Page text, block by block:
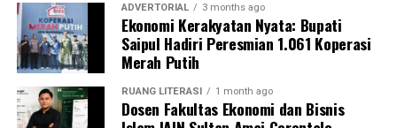
“Kehadiran mahasiswa mempercepat jangkauan skema
active case findingTBC yang dicanangkan pemerintah.
Sinergi multisektor antara perguruan tinggi, dinas
kesehatan, puskesmas, dan pemerintah desa seperti
inilah yang menjadi kunci sukses pembentukan
ADVERTORIAL 3 months ago
Ekonomi Kerakyatan Nyata: Bupati
Saipul Hadiri Peresmian 1.061 Koperasi
Merah Putih
RUANG LITERASI 1 month ago
Dosen Fakultas Ekonomi dan Bisnis